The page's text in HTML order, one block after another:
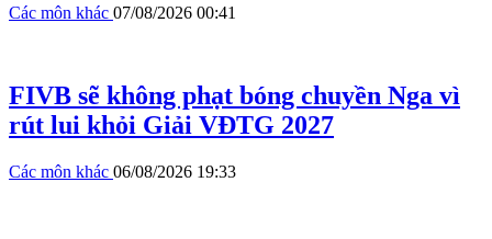
Các môn khác 07/08/2026 00:41
FIVB sẽ không phạt bóng chuyền Nga vì
rút lui khỏi Giải VĐTG 2027
Các môn khác 06/08/2026 19:33